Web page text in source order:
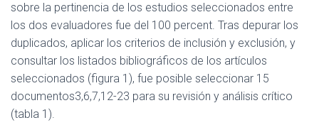
sobre la pertinencia de los estudios seleccionados entre
los dos evaluadores fue del 100 percent. Tras depurar los
duplicados, aplicar los criterios de inclusión y exclusión, y
consultar los listados bibliográficos de los artículos
seleccionados (figura 1), fue posible seleccionar 15
documentos3,6,7,12-23 para su revisión y análisis crítico
(tabla 1).